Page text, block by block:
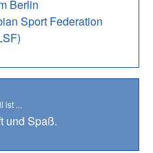
Berlin
Sport Federation
ist ...
und Spaß.